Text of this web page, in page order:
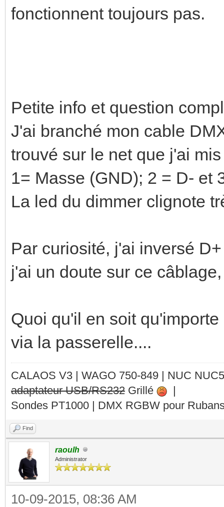
fonctionnent toujours pas.
Petite info et question
J'ai branché mon cable
trouvé sur le net que j'ai
1= Masse (GND); 2 = D- et
La led du dimmer clignote
Par curiosité, j'ai inversé
j'ai un doute sur ce
Quoi qu'il en soit
via la passerelle....
CALAOS V3 | WAGO 750-849 | NUC
adaptateur USB/RS232 Grillé
|
Sondes PT1000 | DMX RGBW pour
Find
raoulh
Administrator
10-09-2015, 08:36 AM